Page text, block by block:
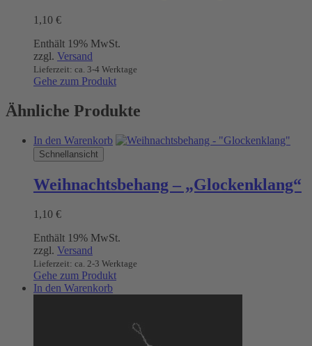
1,10 €
Enthält 19% MwSt.
zzgl. Versand
Lieferzeit: ca. 3-4 Werktage
Gehe zum Produkt
Ähnliche Produkte
In den Warenkorb
Schnellansicht
Weihnachtsbehang – „Glockenklang“
1,10 €
Enthält 19% MwSt.
zzgl. Versand
Lieferzeit: ca. 2-3 Werktage
Gehe zum Produkt
In den Warenkorb